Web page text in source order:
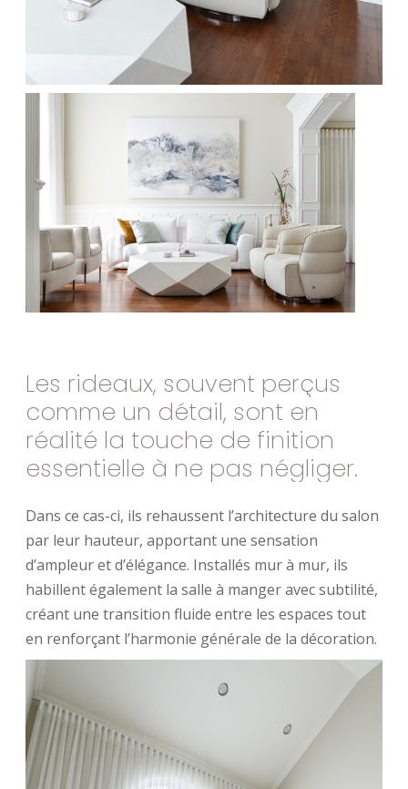
Les rideaux, souvent perçus
comme un détail, sont en
réalité la touche de finition
essentielle à ne pas négliger.
Dans ce cas-ci, ils rehaussent l’architecture du salon
par leur hauteur, apportant une sensation
d’ampleur et d’élégance. Installés mur à mur, ils
habillent également la salle à manger avec subtilité,
créant une transition fluide entre les espaces tout
en renforçant l’harmonie générale de la décoration.